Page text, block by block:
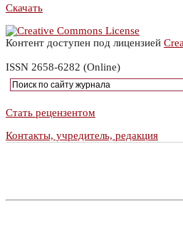
Скачать
Контент доступен под лицензией
ISSN 2658-6282 (Online)
Стать рецензентом
Контакты, учредитель, редакция